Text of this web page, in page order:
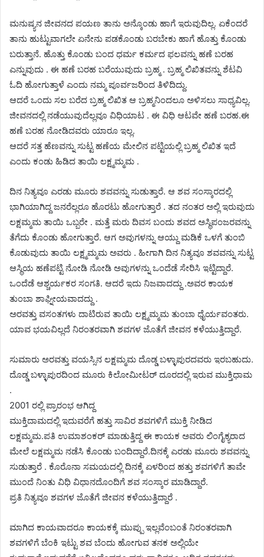
ಮನುಷ್ಯನ ಜೀವನದ ಪಯಣ ತಾನು ಅನ್ಕೊಂಡು ಹಾಗೆ ಇರುವುದಿಲ್ಲ. ಏಕೆಂದರೆ
ತಾನು ಹುಟ್ಟುವಾಗಲೇ ಏನೇನು ಪಡಕೊಂಡು ಬರಬೇಕು ಹಾಗೆ ಹೊತ್ತು ಕೊಂಡು
ಬರುತ್ತಾನೆ. ಹೊತ್ತು ಕೊಂಡು ಬಂದ ಧರ್ಮ ಕರ್ಮದ ಫಲವನ್ನು ಹಣೆ ಬರಹ
ಎನ್ನುವುದು . ಈ ಹಣೆ ಬರಹ ಬರೆಯುವುದು ಬ್ರಹ್ಮ . ಬ್ರಹ್ಮ ಲಿಖಿತವನ್ನು ಶೆಟವಿ
ಓದಿ ಹೋಗುತ್ತಾಳೆ ಎಂದು ನಮ್ಮ ಪೂರ್ವಜರಿಂದ ತಿಳಿದಿದ್ದು.
ಆದರೆ ಒಂದು ಸಲ ಬರೆದ ಬ್ರಹ್ಮ ಲಿಖಿತ ಆ ಬ್ರಹ್ಮನಿಂದಲೂ ಅಳಿಸಲು ಸಾಧ್ಯವಿಲ್ಲ.
ಜೀವನದಲ್ಲಿ ನಡೆಯುವುದೆಲ್ಲವೂ ವಿಧಿಯಾಟ . ಈ ವಿಧಿ ಆಟವೇ ಹಣೆ ಬರಹ.ಈ
ಹಣೆ ಬರಹ ನೋಡಿದವರು ಯಾರೂ ಇಲ್ಲ.
ಆದರೆ ಸತ್ತ ಹೆಣವನ್ನು ಸುಟ್ಟ ಹಣೆಯ ಮೇಲಿನ ಪಟ್ಟಿಯಲ್ಲಿ ಬ್ರಹ್ಮ ಲಿಖಿತ ಇದೆ
ಎಂದು ಕಂಡು ಹಿಡಿದ ತಾಯಿ ಲಕ್ಷ್ಮಮ್ಮಮ .
ದಿನ ನಿತ್ಯವೂ ಎರಡು ಮೂರು ಶವವನ್ನು ಸುಡುತ್ತಾರೆ. ಆ ಶವ ಸಂಸ್ಕಾರದಲ್ಲಿ
ಭಾಗಿಯಾಗಿದ್ದ ಜನರೆಲ್ಲರೂ ಹೊರಟು ಹೋಗುತ್ತಾರೆ . ತದ ನಂತರ ಅಲ್ಲಿ ಇರುವುದು
ಲಕ್ಷಮ್ಮಮ ತಾಯಿ ಒಬ್ಬರೇ . ಮತ್ತೆ ಮರು ದಿವಸ ಬಂದು ಶವದ ಅಸ್ಥಿಪಂಜರವನ್ನು
ತೆಗೆದು ಕೊಂಡು ಹೋಗುತ್ತಾರೆ. ಆಗ ಅವುಗಳನ್ನು ಆಯ್ದು ಮಡಿಕೆ ಒಳಗೆ ತುಂಬಿ
ಕೊಡುವುದು ತಾಯಿ ಲಕ್ಷ್ಮಮ್ಮಮ ಅವರು . ಹೀಗಾಗಿ ದಿನ ನಿತ್ಯವೂ ಶವವನ್ನು ಸುಟ್ಟ
ಆಸ್ಥಿಯ ಹಣೆಪಟ್ಟಿ ನೋಡಿ ನೋಡಿ ಅವುಗಳನ್ನು ಒಂದೆಡೆ ಸೇರಿಸಿ ಇಟ್ಟಿದ್ದಾರೆ.
ಒಂದೆಡೆ ಆಶ್ಚರ್ಯಕರ ಸಂಗತಿ. ಆದರೆ ಇದು ನಿಜವಾದದ್ದು .ಅವರ ಕಾಯಕ
ತುಂಬಾ ಶಾಘ್ನೀಯವಾದದ್ದು .
ಅರವತ್ತು ವಸಂತಗಳು ದಾಟಿರುವ ತಾಯಿ ಲಕ್ಷ್ಮಮ್ಮಮ ತುಂಬಾ ಧೈರ್ಯವಂತರು.
ಯಾವ ಭಯವಿಲ್ಲದೆ ನಿರಂತರವಾಗಿ ಶವಗಳ ಜೊತೆಗೆ ಜೀವನ ಕಳೆಯುತ್ತಿದ್ದಾರೆ.
ಸುಮಾರು ಅರವತ್ತು ವಯಸ್ಸಿನ ಲಕ್ಷಮ್ಮಮ ದೊಡ್ಡ ಬಳ್ಳಾಪುರದವರು ಇರಬಹುದು.
ದೊಡ್ಡ ಬಳ್ಳಾಪುರದಿಂದ ಮೂರು ಕಿಲೋಮೀಟರ್ ದೂರದಲ್ಲಿ ಇರುವ ಮುಕ್ತಿಧಾಮ
.
2001 ರಲ್ಲಿ ಪ್ರಾರಂಭ ಆಗಿದ್ದ
ಮುಕ್ತಿದಾಮದಲ್ಲಿ ಇದುವರೆಗೆ ಹತ್ತು ಸಾವಿರ ಶವಗಳಿಗೆ ಮುಕ್ತಿ ನೀಡಿದ
ಲಕ್ಷಮ್ಮಮ.ಪತಿ ಉಮಾಶಂಕರ್ ಮಾಡುತ್ತಿದ್ದ ಈ ಕಾಯಕ ಅವರು ಲಿಂಗೈಕ್ಯರಾದ
ಮೇಲೆ ಲಕ್ಷಮ್ಮಮ ನಡೆಸಿ ಕೊಂಡು ಬಂದಿದ್ದಾರೆ.ದಿನಕ್ಕೆ ಎರಡು ಮೂರು ಶವವನ್ನು
ಸುಡುತ್ತಾರೆ . ಕೊರೊನಾ ಸಮಯದಲ್ಲಿ ದಿನಕ್ಕೆ ಏಳರಿಂದ ಹತ್ತು ಶವಗಳಿಗೆ ತಾವೇ
ಮುಂದೆ ನಿಂತು ವಿಧಿ ವಿಧಾನದೊಂದಿಗೆ ಶವ ಸಂಸ್ಕಾರ ಮಾಡಿದ್ದಾರೆ.
ಪ್ರತಿ ನಿತ್ಯವೂ ಶವಗಳ ಜೊತೆಗೆ ಜೀವನ ಕಳೆಯುತ್ತಿದ್ದಾರೆ .
ಮಾಗಿದ ಕಾಯವಾದರೂ ಕಾಯಕಕ್ಕೆ ಮುಪ್ಪು ಇಲ್ಲವೆಂಬಂತೆ ನಿರಂತರವಾಗಿ
ಶವಗಳಿಗೆ ಬೆಂಕಿ ಇಟ್ಟು ಶವ ಬೆಂದು ಹೋಗುವ ತನಕ ಅಲ್ಲಿಯೇ